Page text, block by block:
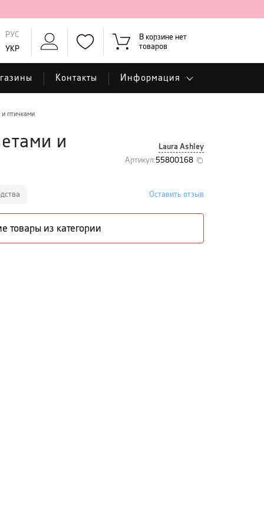
РУС
УКР
В корзине нет
товаров
Контакты Информация
птичками
и
Laura Ashley
Артикул:55800168
Оставить отзыв
товары из категории